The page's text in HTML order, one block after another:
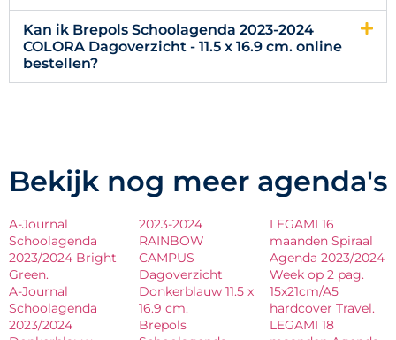
Kan ik Brepols Schoolagenda 2023-2024
COLORA Dagoverzicht - 11.5 x 16.9 cm. online
bestellen?
Bekijk nog meer agenda's
A-Journal
Schoolagenda
2023/2024 Bright
Green.
A-Journal
Schoolagenda
2023/2024
2023-2024
RAINBOW
CAMPUS
Dagoverzicht
Donkerblauw 11.5 x
16.9 cm.
Brepols
LEGAMI 16
maanden Spiraal
Agenda 2023/2024
Week op 2 pag.
15x21cm/A5
hardcover Travel.
LEGAMI 18